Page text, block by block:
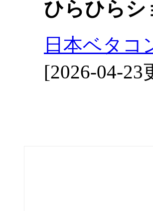
ひらひらシ
日本ベタコ
[2026-04-23